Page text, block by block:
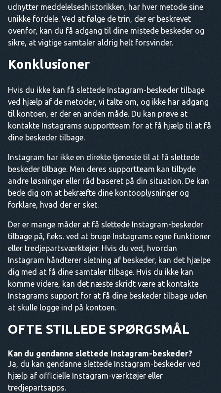
udnytter meddelelseshistorikken, har hver metode sine
unikke fordele. Ved at følge de trin, der er beskrevet
ovenfor, kan du få adgang til dine mistede beskeder og
sikre, at vigtige samtaler aldrig helt forsvinder.
Konklusioner
Hvis du ikke kan få slettede Instagram-beskeder tilbage
ved hjælp af de metoder, vi talte om, og ikke har adgang
til kontoen, er der en anden måde. Du kan prøve at
kontakte Instagrams supportteam for at få hjælp til at få
dine beskeder tilbage.
Instagram har ikke en direkte tjeneste til at få slettede
beskeder tilbage. Men deres supportteam kan tilbyde
andre løsninger eller råd baseret på din situation. De kan
bede dig om at bekræfte dine kontooplysninger og
forklare, hvad der er sket.
Der er mange måder at få slettede Instagram-beskeder
tilbage på, f.eks. ved at bruge Instagrams egne funktioner
eller tredjepartsværktøjer. Hvis du ved, hvordan
Instagram håndterer sletning af beskeder, kan det hjælpe
dig med at få dine samtaler tilbage. Hvis du ikke kan
komme videre, kan det næste skridt være at kontakte
Instagrams support for at få dine beskeder tilbage uden
at skulle logge ind på kontoen.
OFTE STILLEDE SPØRGSMÅL
Kan du gendanne slettede Instagram-beskeder?
Ja, du kan gendanne slettede Instagram-beskeder ved
hjælp af officielle Instagram-værktøjer eller
tredjepartsapps.